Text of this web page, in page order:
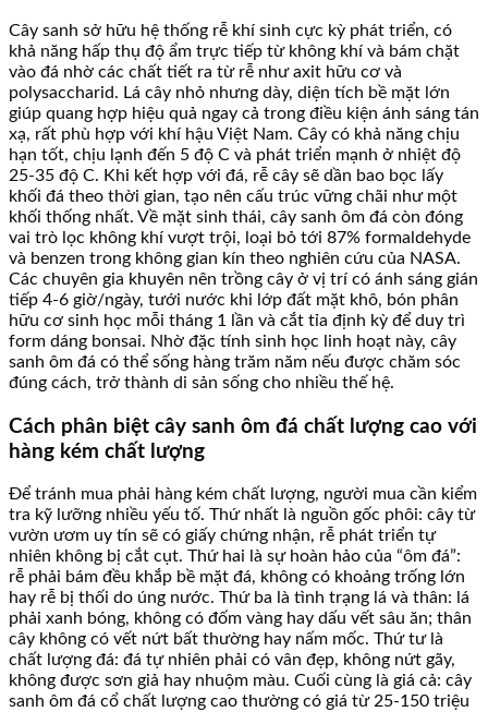
Cây sanh sở hữu hệ thống rễ khí sinh cực kỳ phát triển, có
khả năng hấp thụ độ ẩm trực tiếp từ không khí và bám chặt
vào đá nhờ các chất tiết ra từ rễ như axit hữu cơ và
polysaccharid. Lá cây nhỏ nhưng dày, diện tích bề mặt lớn
giúp quang hợp hiệu quả ngay cả trong điều kiện ánh sáng tán
xạ, rất phù hợp với khí hậu Việt Nam. Cây có khả năng chịu
hạn tốt, chịu lạnh đến 5 độ C và phát triển mạnh ở nhiệt độ
25-35 độ C. Khi kết hợp với đá, rễ cây sẽ dần bao bọc lấy
khối đá theo thời gian, tạo nên cấu trúc vững chãi như một
khối thống nhất. Về mặt sinh thái, cây sanh ôm đá còn đóng
vai trò lọc không khí vượt trội, loại bỏ tới 87% formaldehyde
và benzen trong không gian kín theo nghiên cứu của NASA.
Các chuyên gia khuyên nên trồng cây ở vị trí có ánh sáng gián
tiếp 4-6 giờ/ngày, tưới nước khi lớp đất mặt khô, bón phân
hữu cơ sinh học mỗi tháng 1 lần và cắt tỉa định kỳ để duy trì
form dáng bonsai. Nhờ đặc tính sinh học linh hoạt này, cây
sanh ôm đá có thể sống hàng trăm năm nếu được chăm sóc
đúng cách, trở thành di sản sống cho nhiều thế hệ.
Cách phân biệt cây sanh ôm đá chất lượng cao với
hàng kém chất lượng
Để tránh mua phải hàng kém chất lượng, người mua cần kiểm
tra kỹ lưỡng nhiều yếu tố. Thứ nhất là nguồn gốc phôi: cây từ
vườn ươm uy tín sẽ có giấy chứng nhận, rễ phát triển tự
nhiên không bị cắt cụt. Thứ hai là sự hoàn hảo của “ôm đá”:
rễ phải bám đều khắp bề mặt đá, không có khoảng trống lớn
hay rễ bị thối do úng nước. Thứ ba là tình trạng lá và thân: lá
phải xanh bóng, không có đốm vàng hay dấu vết sâu ăn; thân
cây không có vết nứt bất thường hay nấm mốc. Thứ tư là
chất lượng đá: đá tự nhiên phải có vân đẹp, không nứt gãy,
không được sơn giả hay nhuộm màu. Cuối cùng là giá cả: cây
sanh ôm đá cổ chất lượng cao thường có giá từ 25-150 triệu